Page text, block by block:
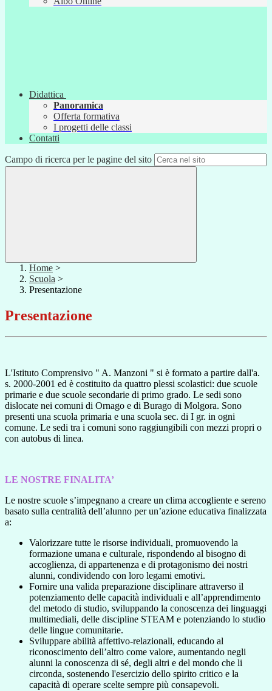
Didattica
Panoramica
Offerta formativa
I progetti delle classi
Contatti
Campo di ricerca per le pagine del sito
Home >
Scuola >
Presentazione
Presentazione
L'Istituto Comprensivo " A. Manzoni " si è formato a partire dall'a.
s. 2000-2001 ed è costituito da quattro plessi scolastici: due scuole
primarie e due scuole secondarie di primo grado. Le sedi sono
dislocate nei comuni di Ornago e di Burago di Molgora. Sono
presenti una scuola primaria e una scuola sec. di I gr. in ogni
comune. Le sedi tra i comuni sono raggiungibili con mezzi propri o
con autobus di linea.
LE NOSTRE FINALITA’
Le nostre scuole s’impegnano a creare un clima accogliente e sereno
basato sulla centralità dell’alunno per un’azione educativa finalizzata
a:
Valorizzare tutte le risorse individuali, promuovendo la
formazione umana e culturale, rispondendo al bisogno di
accoglienza, di appartenenza e di protagonismo dei nostri
alunni, condividendo con loro legami emotivi.
Fornire una valida preparazione disciplinare attraverso il
potenziamento delle capacità individuali e all’apprendimento
del metodo di studio, sviluppando la conoscenza dei linguaggi
multimediali, delle discipline STEAM e potenziando lo studio
delle lingue comunitarie.
Sviluppare abilità affettivo-relazionali, educando al
riconoscimento dell’altro come valore, aumentando negli
alunni la conoscenza di sé, degli altri e del mondo che li
circonda, sostenendo l'esercizio dello spirito critico e la
capacità di operare scelte sempre più consapevoli.